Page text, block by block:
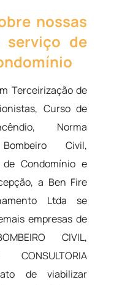
nossas
serviço de
Terceirização de
Curso de
Norma
Bombeiro Civil,
Condomínio e
a Ben Fire
Ltda se
empresas de
CIVIL,
de viabilizar